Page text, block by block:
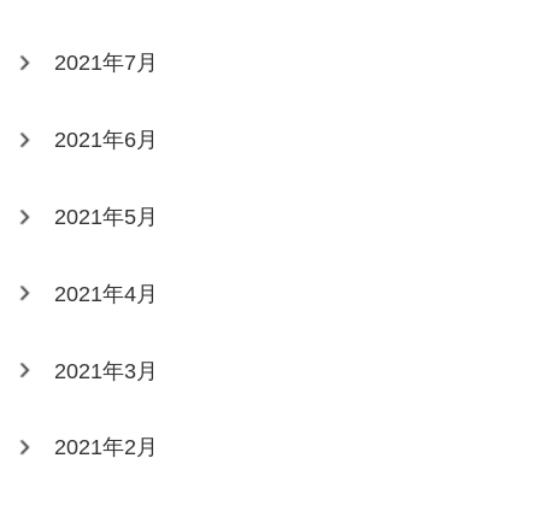
2021年7月
2021年6月
2021年5月
2021年4月
2021年3月
2021年2月